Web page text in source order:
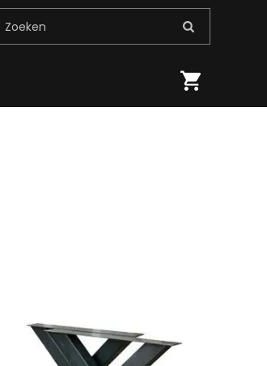
Zoeken